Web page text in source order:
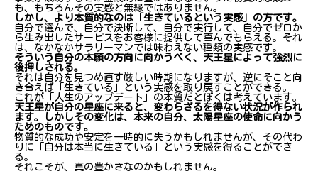
も、もちろんその実感と無縁ではありません。
しかし、より本質的なのは「生きているという実感」の方です。
自分で選んで、自分で決断して、自分で実行して、自分でゼロか
ら生み出したサービスをお客様に提供して喜んでもらえる。それ
は、なかなかサラリーマンでは味わえない種類の実感です。
そういう自分の本願の方向に向かうべく、天王星によって強烈に
後押しされる。
それは自分を見つめ直す厳しい時期になりますが、逆にそこと向
き合えば「生きている」という実感を取り戻すことができる。
これが「人生のアップデート」の本質だとぼくは考えています。
天王星が自分の星座に来ると、変わらざるを得ない状況が作られ
ます。しかしその変化は、本来の自分、太陽星座の使命に向かう
ためのものです。
物質的な成功や安定を一時的に失うかもしれませんが、その代わ
りに「自分は本当に生きている」という実感を得ることができ
る。
それこそが、真の豊かさなのかもしれません。
変化が苦手な牡牛座に、変化を促す天王星が7年間
襲いかかる
40代からの無謀な挑戦が、意外にも道を開いてくれ
た
過去との断絶を強いられる
変革の星・天王星はどのように「変われ」と言って
くるのか
太陽星座が教えてくれる本当の使命
自分と向き合うことから始まる真の豊かさ
表面的な成功だけでは満足できなくなる
月星座に隠されていた人生の罠